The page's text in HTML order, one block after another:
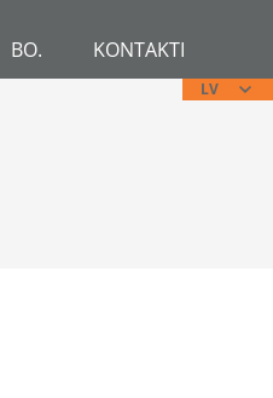
BO. KONTAKTI
LV